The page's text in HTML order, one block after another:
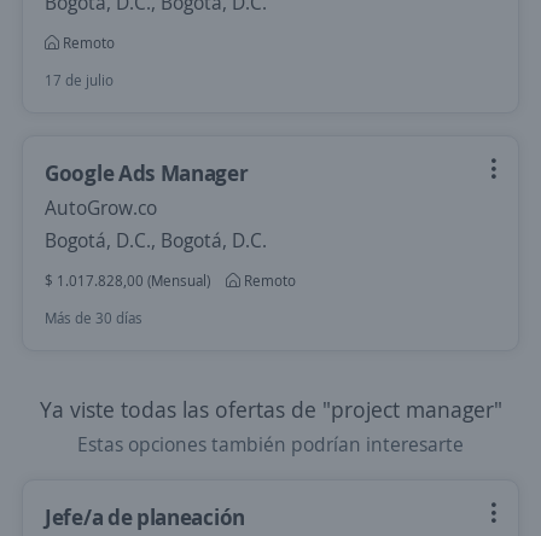
Remoto
17 de julio
Google Ads Manager
AutoGrow.co
Bogotá, D.C., Bogotá, D.C.
$ 1.017.828,00 (Mensual)
Remoto
Más de 30 días
Ya viste todas las ofertas de "project manager"
Estas opciones también podrían interesarte
Jefe/a de planeación